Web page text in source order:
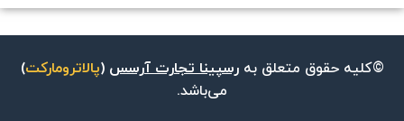
©کلیه حقوق متعلق بهرسپینا تجارت آرسس (پالاترومارکت)
می‌باشد.